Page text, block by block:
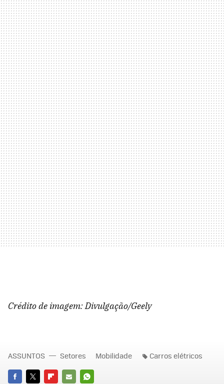
Crédito de imagem: Divulgação/Geely
ASSUNTOS Setores Mobilidade Carros elétricos